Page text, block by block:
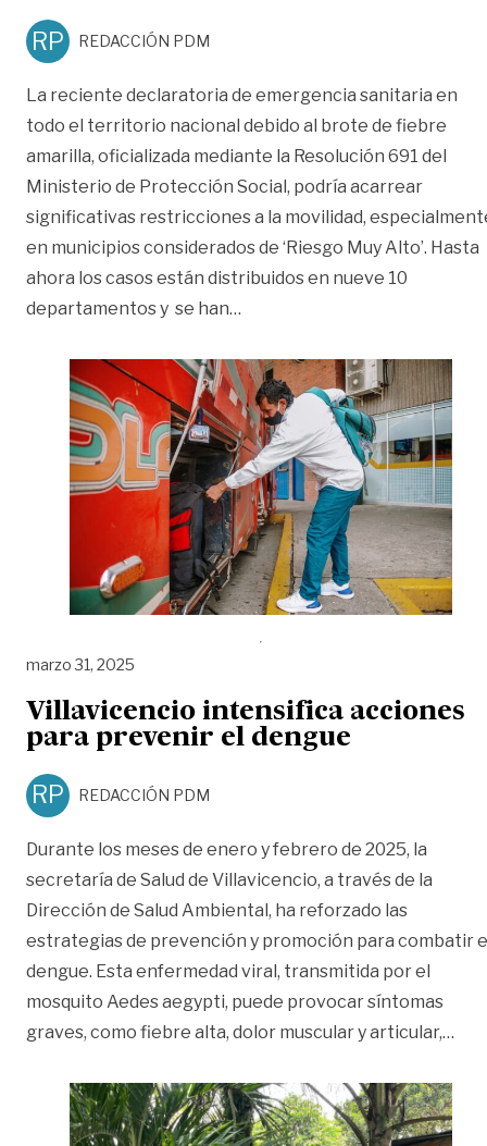
RP REDACCIÓN PDM
La reciente declaratoria de emergencia sanitaria en
todo el territorio nacional debido al brote de fiebre
amarilla, oficializada mediante la Resolución 691 del
Ministerio de Protección Social, podría acarrear
significativas restricciones a la movilidad,
en municipios considerados de ‘Riesgo Muy Alto’. Hasta
ahora los casos están distribuidos en nueve 10
departamentos y se han…
marzo 31, 2025
Villavicencio intensifica acciones
para prevenir el dengue
RP REDACCIÓN PDM
Durante los meses de enero y febrero de 2025, la
secretaría de Salud de Villavicencio, a través de la
Dirección de Salud Ambiental, ha reforzado las
estrategias de prevención y promoción para combatir
dengue. Esta enfermedad viral, transmitida por el
mosquito Aedes aegypti, puede provocar síntomas
graves, como fiebre alta, dolor muscular y articular,…